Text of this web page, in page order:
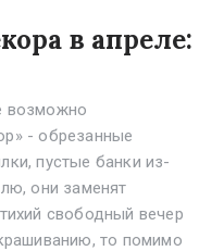
в апреле:
возможно
- обрезанные
пустые банки из-
они заменят
свободный вечер
то помимо